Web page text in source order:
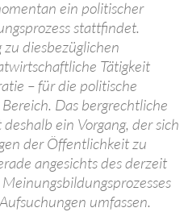
ein politischer
stattfindet.
diesbezüglichen
Tätigkeit
– für die politische
Das bergrechtliche
ein Vorgang, der sich
der Öffentlichkeit zu
angesichts des derzeit
umfassen.